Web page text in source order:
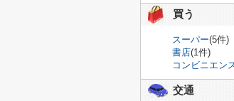
買う
スーパー(5件)
書店(1件)
コンビニエン
交通